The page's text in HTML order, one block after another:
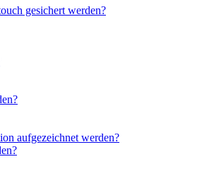
gesichert werden?
aufgezeichnet werden?